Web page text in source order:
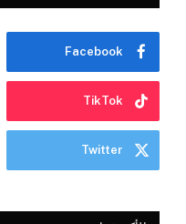
Facebook
TikTok
Twitter